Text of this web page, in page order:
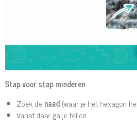
Stap voor stap minderen
Zoek de naad(waar je het hexagon
Vanaf daar ga je tellen